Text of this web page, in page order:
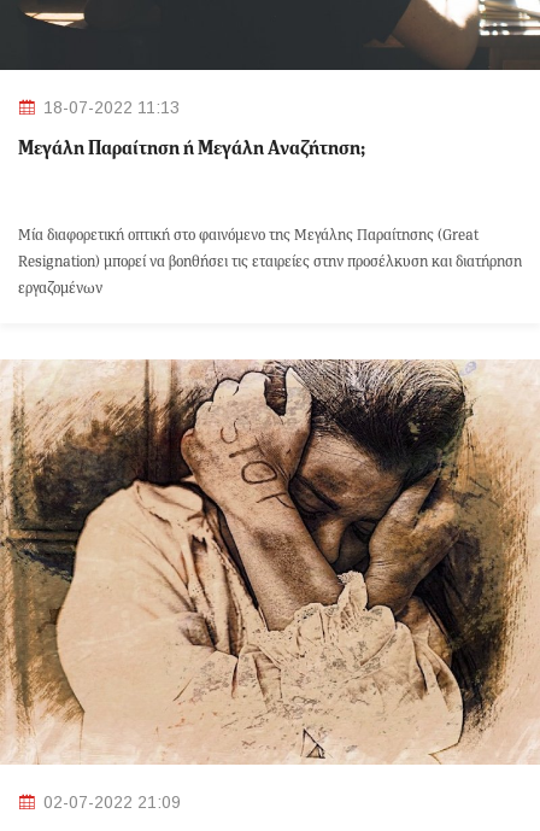
18-07-2022 11:13
Μεγάλη Παραίτηση ή Μεγάλη Αναζήτηση;
Μία διαφορετική οπτική στο φαινόμενο της Μεγάλης Παραίτησης (Great
Resignation) μπορεί να βοηθήσει τις εταιρείες στην προσέλκυση και διατήρηση
εργαζομένων
02-07-2022 21:09